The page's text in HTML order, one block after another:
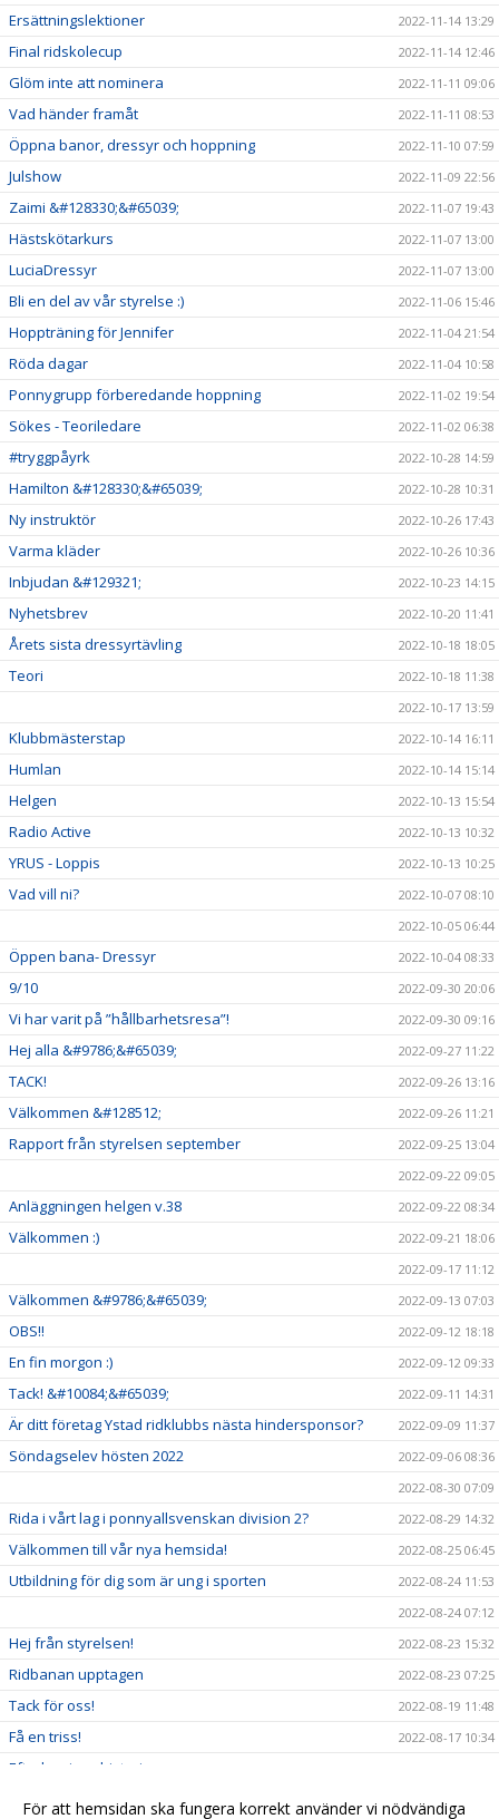
Ersättningslektioner 2022-11-14 13:29
Final ridskolecup 2022-11-14 12:46
Glöm inte att nominera 2022-11-11 09:06
Vad händer framåt 2022-11-11 08:53
Öppna banor, dressyr och hoppning 2022-11-10 07:59
Julshow 2022-11-09 22:56
Zaimi &#128330;&#65039; 2022-11-07 19:43
Hästskötarkurs 2022-11-07 13:00
LuciaDressyr 2022-11-07 13:00
Bli en del av vår styrelse :) 2022-11-06 15:46
Hoppträning för Jennifer 2022-11-04 21:54
Röda dagar 2022-11-04 10:58
Ponnygrupp förberedande hoppning 2022-11-02 19:54
Sökes - Teoriledare 2022-11-02 06:38
#tryggpåyrk 2022-10-28 14:59
Hamilton &#128330;&#65039; 2022-10-28 10:31
Ny instruktör 2022-10-26 17:43
Varma kläder 2022-10-26 10:36
Inbjudan &#129321; 2022-10-23 14:15
Nyhetsbrev 2022-10-20 11:41
Årets sista dressyrtävling 2022-10-18 18:05
Teori
2022-10-18 11:38
2022-10-17 13:59
Klubbmästerstap 2022-10-14 16:11
Humlan 2022-10-14 15:14
Helgen 2022-10-13 15:54
Radio Active 2022-10-13 10:32
YRUS - Loppis 2022-10-13 10:25
Vad vill ni?
2022-10-07 08:10
2022-10-05 06:44
Öppen bana- Dressyr 2022-10-04 08:33
9/10 2022-09-30 20:06
Vi har varit på ”hållbarhetsresa”! 2022-09-30 09:16
Hej alla &#9786;&#65039; 2022-09-27 11:22
TACK! 2022-09-26 13:16
Välkommen &#128512; 2022-09-26 11:21
Rapport från styrelsen september
2022-09-25 13:04
2022-09-22 09:05
Anläggningen helgen v.38 2022-09-22 08:34
Välkommen :)
2022-09-21 18:06
2022-09-17 11:12
Välkommen &#9786;&#65039; 2022-09-13 07:03
OBS!! 2022-09-12 18:18
En fin morgon :) 2022-09-12 09:33
Tack! &#10084;&#65039; 2022-09-11 14:31
Är ditt företag Ystad ridklubbs nästa hindersponsor? 2022-09-09 11:37
Söndagselev hösten 2022
2022-09-06 08:36
2022-08-30 07:09
Rida i vårt lag i ponnyallsvenskan division 2? 2022-08-29 14:32
Välkommen till vår nya hemsida! 2022-08-25 06:45
Utbildning för dig som är ung i sporten
2022-08-24 11:53
2022-08-24 07:12
Hej från styrelsen! 2022-08-23 15:32
Ridbanan upptagen 2022-08-23 07:25
Tack för oss! 2022-08-19 11:48
Få en triss! 2022-08-17 10:34
Efterlysning - historia
2022-08-04 15:09
För att hemsidan ska fungera korrekt använder vi nödvändiga